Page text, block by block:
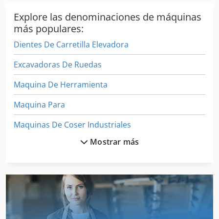
Explore las denominaciones de máquinas
más populares:
Dientes De Carretilla Elevadora
Excavadoras De Ruedas
Maquina De Herramienta
Maquina Para
Maquinas De Coser Industriales
Máquina De Carpintería
Máquina De Desarrollo
Máquina De Dibujo
Mostrar más